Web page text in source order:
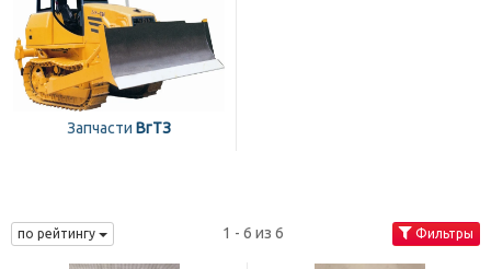
Запчасти ВгТЗ
по рейтингу 1 - 6 из 6 Фильтры